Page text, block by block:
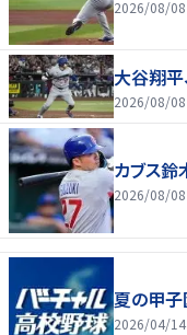
2026/08/
大谷翔平
2026/08/
カブス
2026/08/
夏の甲子
2026/04/